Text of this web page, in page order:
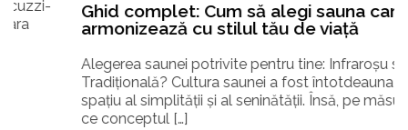
Ghid complet: Cum să alegi sauna care se
armonizează cu stilul tău de viață
Alegerea saunei potrivite pentru tine: Infraroșu sau
Tradițională? Cultura saunei a fost întotdeauna un
spațiu al simplității și al seninătății. Însă, pe măsură
ce conceptul […]